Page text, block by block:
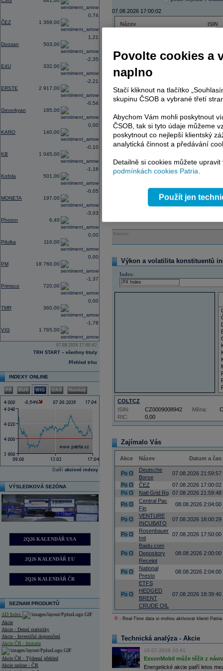
ČEZ 1 369,00
0,74
Doosan 503,00
1,21
E4U 332,00
-2,35
ERSTE 2 917,00
-2,21
Gevorkyan 185,00
-0,54
KARO 140,00
0,00
KB 1 045,00
-0,10
Kofola 501,00
-1,18
MONETA 197,00
-0,05
Photon 6,40
-3,03
Pilulka 110,00
0,00
PM 18 760,00
0,00
Primoco 720,00
-1,37
TMR 360,00
0,00
VIG 1 765,00
-1,78
07.08.2026 17:00:02
TRH START – všechny tituly
Přehled trhu
INDEXY ONLINE
PX BUX WIG DAX Nasdaq
Další akciové indexy
VÝSLEDKOVÁ SEZÓNA
2Q26 KALENDÁŘ USA
2Q26 KALENDÁŘ EU
2Q26 KALENDÁŘ ČR
SEZNAM PRODUKTŮ
AD Index
Akcie
Akcie - Denní statistiky
Akcie - Investiční doporučení
Akcie ČR - historie
Akcie ČR - Týdenní přehled
Akcie online - ČR
07.08.2026 17:00:02
Název
ISIN
ERSTE BANK
TMR
AD index - vývoj
Region
Reklama
Výkon a volatilita konstituentů
Index:
COLTCZ
RIC: 0,00
ISIN: CZ0009008942 Měna:
Zajímalo Vás
Akce Název Datum a čas
Po O
Deutsche
Borse
07.08.2026 21:59:57
Po O ČEZ
07.08.2026 17:00:02
Po O Natl Grid Rg 07.08.2026 21:59:48
Po O
Central Pac
Fin
08.08.2026 2:04:00
Po O
VENTURE
INCUBATO
07.08.2026 18:00:29
Po O
Rosenbauer
Intl
07.08.2026 17:50:00
Po O
Baidu.com
Depository
Receipt
08.08.2026 2:00:00
Po O
National
Presto
08.08.2026 2:04:00
Po O
ETFS
HEDGED
BRENT
CRUDE OIL
07.08.2026 18:39:40
R - Real-Time data si mohou aktivovat klienti
Technická analýza - Akcie
10.07.2026 10:41
ExxonMobil může těžit z
Energetické akcie patří letos
Povolte cookies a
naplno
Stačí kliknout na tlačítko
skupinu ČSOB a vybrané třetí
Abychom Vám mohli poskytnout
ČSOB, tak si tyto údaje můžeme
poskytnout co nejlepší klientský
analytická činnost a předávání
Detailně si cookies můžete
podmínkách cookies Patria.
Použít jen